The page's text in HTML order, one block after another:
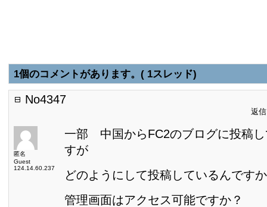
1個のコメントがあります。( 1スレッド)
No4347
返
匿名
Guest
124.14.60.237
一部 中国からFC2のブログに投稿
すが
どのようにして投稿しているんです
管理画面はアクセス可能ですか？